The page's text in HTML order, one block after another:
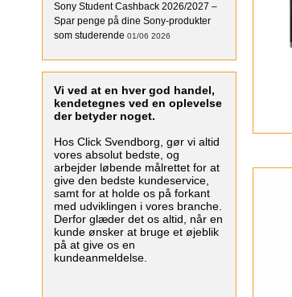
Sony Student Cashback 2026/2027 –
Spar penge på dine Sony-produkter
som studerende 01/06 2026
Vi ved at en hver god handel,
kendetegnes ved en oplevelse
der betyder noget.
Hos Click Svendborg, gør vi altid
vores absolut bedste, og
arbejder løbende målrettet for at
give den bedste kundeservice,
samt for at holde os på forkant
med udviklingen i vores branche.
Derfor glæder det os altid, når en
kunde ønsker at bruge et øjeblik
på at give os en
kundeanmeldelse.